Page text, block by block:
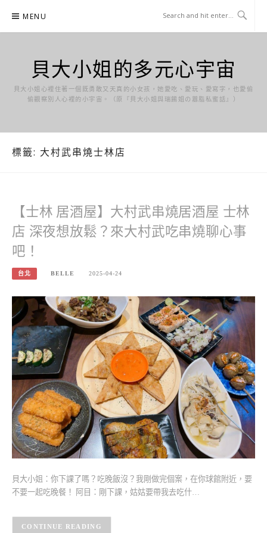
content
MENU
貝大小姐的多元心宇宙
貝大小姐心裡住著一個既勇敢又天真的小女孩，她愛吃、愛玩、愛寫字，也愛偷
偷觀察別人心裡的小宇宙。（原『貝大小姐與瑞餚姐の囂脂私蜜話』）
標籤: 大村武串燒士林店
【士林 居酒屋】大村武串燒居酒屋 士林
店 深夜想放鬆？來大村武吃串燒聊心事
吧！
台北 BELLE 2025-04-24
貝大小姐：你下課了嗎？吃晚飯沒？我剛做完個案，在你球館附近，要
不要一起吃晚餐！ 阿目：剛下課，姑姑要帶我去吃什…
CONTINUE READING